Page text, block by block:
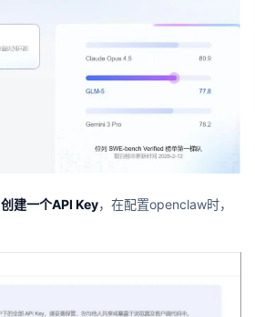
创建一个API Key，在配置openclaw时，